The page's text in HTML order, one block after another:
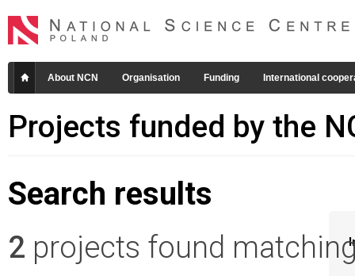
About NCN Organisation Funding International
Projects funded by the
Search results
2 projects found